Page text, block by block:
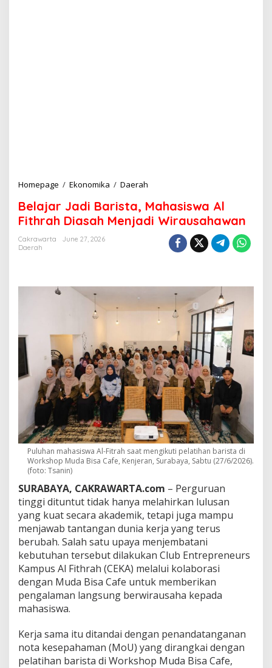
Homepage / Ekonomika / Daerah
l
a
j
s
t
a
,
M
a
h
a
s
i
s
w
A
l
F
t
h
r
a
h
D
i
a
h
M
e
Belajar Jadi Barista, Mahasiswa Al
Fithrah Diasah Menjadi Wirausahawan
Cakrawarta
June 27, 2026
Daerah
Puluhan mahasiswa Al-Fitrah saat mengikuti pelatihan barista di
Workshop Muda Bisa Cafe, Kenjeran, Surabaya, Sabtu (27/6/2026).
(foto: Tsanin)
SURABAYA, CAKRAWARTA.com – Perguruan
tinggi dituntut tidak hanya melahirkan lulusan
yang kuat secara akademik, tetapi juga mampu
menjawab tantangan dunia kerja yang terus
berubah. Salah satu upaya menjembatani
kebutuhan tersebut dilakukan Club Entrepreneurs
Kampus Al Fithrah (CEKA) melalui kolaborasi
dengan Muda Bisa Cafe untuk memberikan
pengalaman langsung berwirausaha kepada
mahasiswa.
Kerja sama itu ditandai dengan penandatanganan
nota kesepahaman (MoU) yang dirangkai dengan
pelatihan barista di Workshop Muda Bisa Cafe,